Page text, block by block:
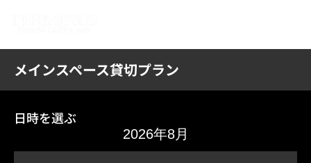
メインスペース貸切プラン
日時を選ぶ
2026年8月